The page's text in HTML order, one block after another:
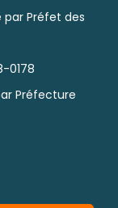
par Préfet des
0178
Préfecture